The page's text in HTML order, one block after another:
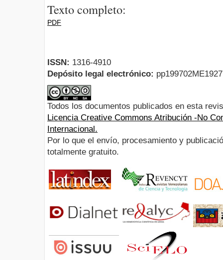
Texto completo:
PDF
ISSN: 1316-4910
Depósito legal electrónico:
Todos los documentos publicados en esta
Licencia Creative Commons Atribución -No
Internacional.
Por lo que el envío, procesamiento y
totalmente gratuito.